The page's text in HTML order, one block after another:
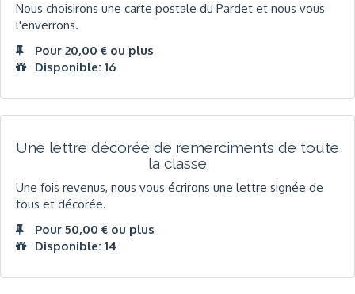
Nous choisirons une carte postale du Pardet et nous vous
l'enverrons.
Pour 20,00 € ou plus
Disponible: 16
Une lettre décorée de remerciments de toute
la classe
Une fois revenus, nous vous écrirons une lettre signée de
tous et décorée.
Pour 50,00 € ou plus
Disponible: 14